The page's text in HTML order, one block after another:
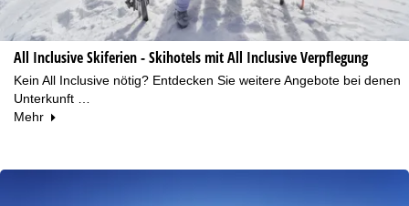
All Inclusive Skiferien - Skihotels mit All Inclusive Verpflegung
Kein All Inclusive nötig? Entdecken Sie weitere Angebote bei denen
Unterkunft …
Mehr